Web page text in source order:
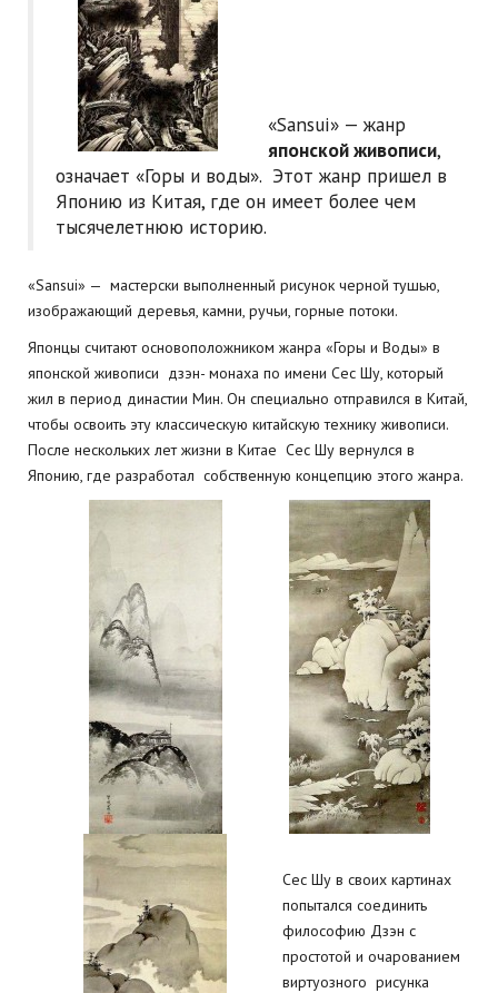
«Sansui» — жанр
японской живописи,
означает «Горы и воды». Этот жанр пришел в
Японию из Китая, где он имеет более чем
тысячелетнюю историю.
«Sansui» — мастерски выполненный рисунок черной тушью,
изображающий деревья, камни, ручьи, горные потоки.
Японцы считают основоположником жанра «Горы и Воды» в
японской живописи дзэн- монаха по имени Сес Шу, который
жил в период династии Мин. Он специально отправился в Китай,
чтобы освоить эту классическую китайскую технику живописи.
После нескольких лет жизни в Китае Сес Шу вернулся в
Японию, где разработал собственную концепцию этого жанра.
Сес Шу в своих картинах
попытался соединить
философию Дзэн с
простотой и очарованием
виртуозного рисунка